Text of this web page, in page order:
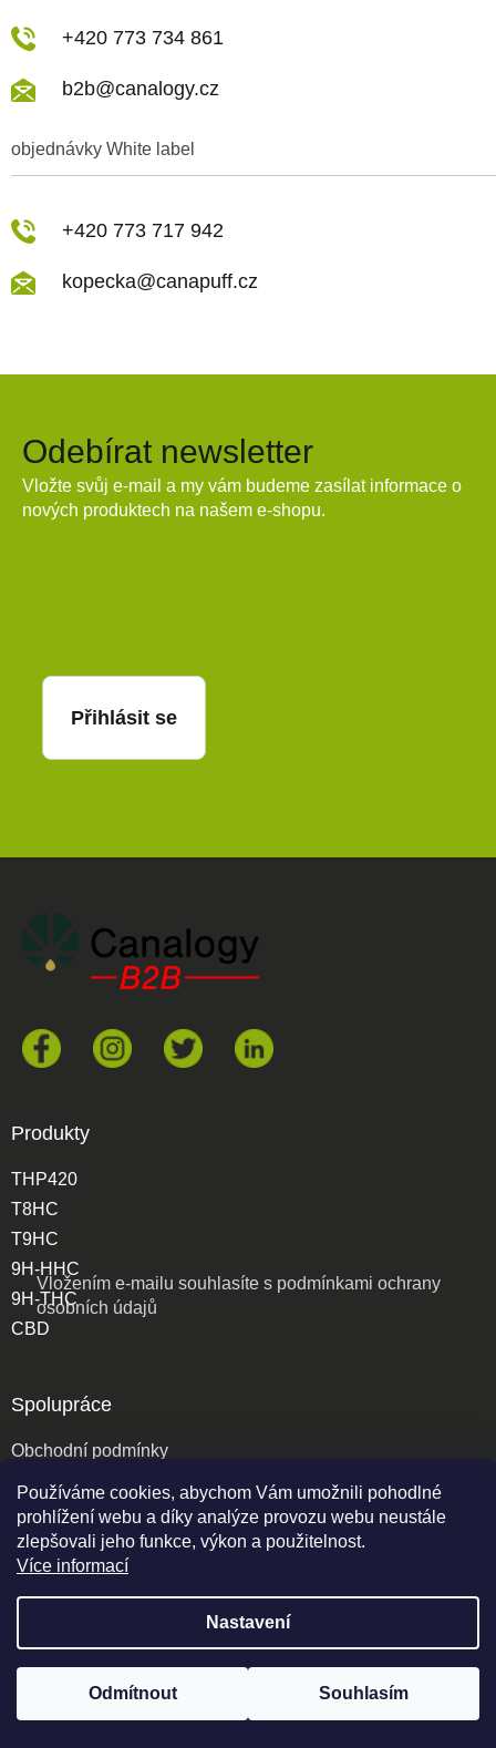
Používáme cookies, abychom Vám umožnili pohodlné
prohlížení webu a díky analýze provozu webu neustále
zlepšovali jeho funkce, výkon a použitelnost.
Více informací
Nastavení
Odmítnout Souhlasím
objednávky White label
+420 773 734 861
b2b@canalogy.cz
+420 773 717 942
kopecka@canapuff.cz
Odebírat newsletter
Vložte svůj e-mail a my vám budeme zasílat informace o
nových produktech na našem e-shopu.
Vložením e-mailu souhlasíte s podmínkami ochrany
osobních údajů
Přihlásit se
Produkty
THP420
T8HC
T9HC
9H-HHC
9H-THC
CBD
Spolupráce
Obchodní podmínky
Zásady ochrany osobních údajů
Kontakt
Registrace velkoobchodníka
b2b@canalogy.cz
+420 773 734 861